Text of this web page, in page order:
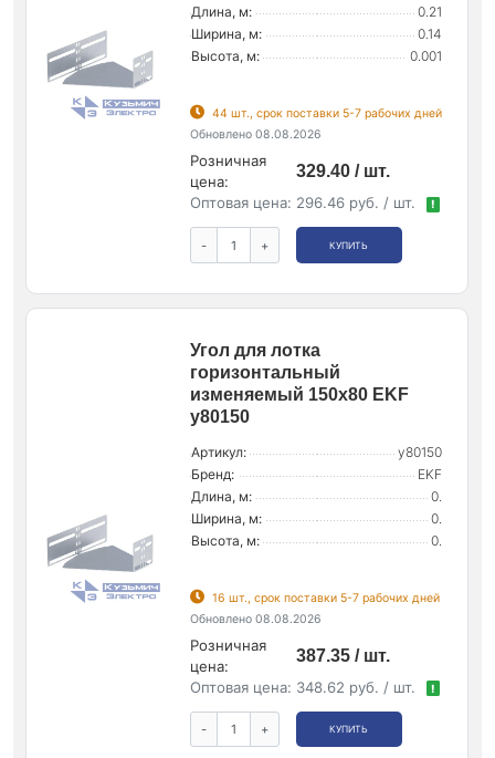
Длина, м:
0.21
Ширина, м:
0.14
Высота, м:
0.001
44 шт., срок поставки 5-7 рабочих дней
Обновлено 08.08.2026
Розничная
цена:
329.40 / шт.
Оптовая цена: 296.46 руб. / шт. !
- + КУПИТЬ
Угол для лотка
горизонтальный
изменяемый 150х80 EKF
y80150
Артикул:
y80150
Бренд:
EKF
Длина, м:
0.
Ширина, м:
0.
Высота, м:
0.
16 шт., срок поставки 5-7 рабочих дней
Обновлено 08.08.2026
Розничная
цена:
387.35 / шт.
Оптовая цена: 348.62 руб. / шт. !
- + КУПИТЬ